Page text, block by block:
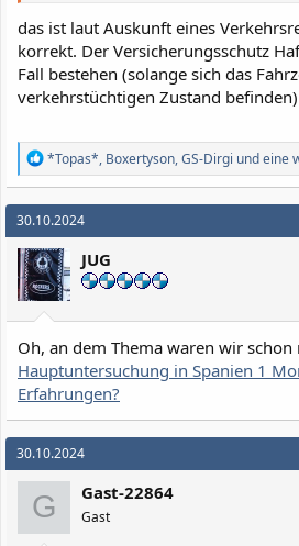
das ist laut Auskunft eines
korrekt. Der Versicherungsschutz
Fall bestehen (solange sich das
verkehrstüchtigen Zustand befinden)
R
e
a
k
t
i
o
n
e
n
*Topas*, Boxertyson,GS-Dirgi und eine
30.10.2024
JUG
Oh, an dem Thema waren wir
Hauptuntersuchung in Spanien 1
Erfahrungen?
30.10.2024
G Gast-22864
Gast